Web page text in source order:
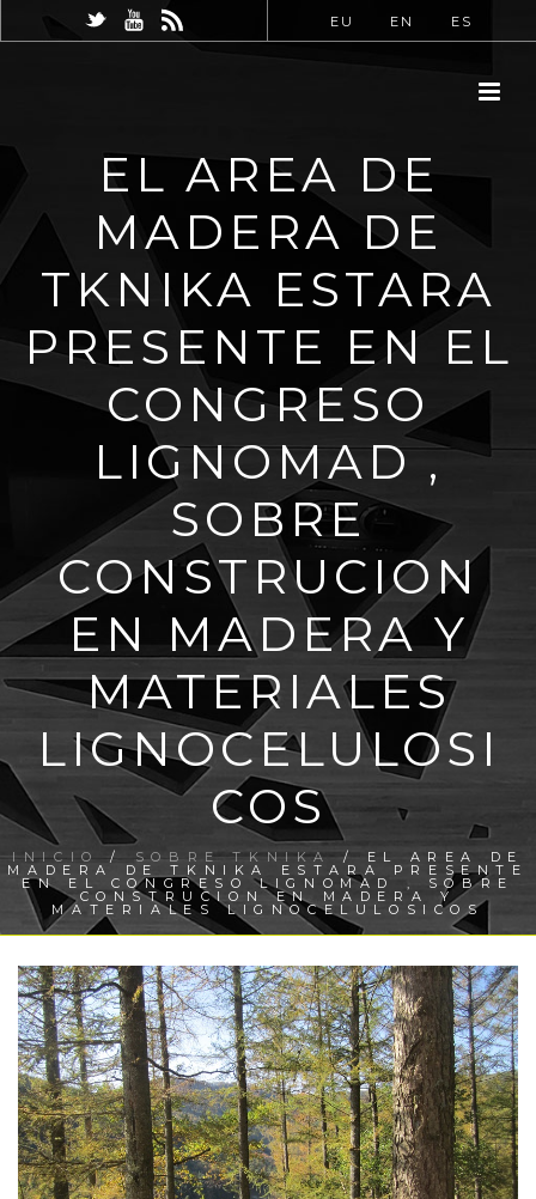
EU EN ES
EL AREA DE
MADERA DE
TKNIKA ESTARA
PRESENTE EN EL
CONGRESO
LIGNOMAD ,
SOBRE
CONSTRUCION
EN MADERA Y
MATERIALES
LIGNOCELULOSI
COS
INICIO / SOBRE TKNIKA/ EL AREA DE
MADERA DE TKNIKA ESTARA PRESENTE
EN EL CONGRESO LIGNOMAD , SOBRE
CONSTRUCION EN MADERA Y
MATERIALES LIGNOCELULOSICOS